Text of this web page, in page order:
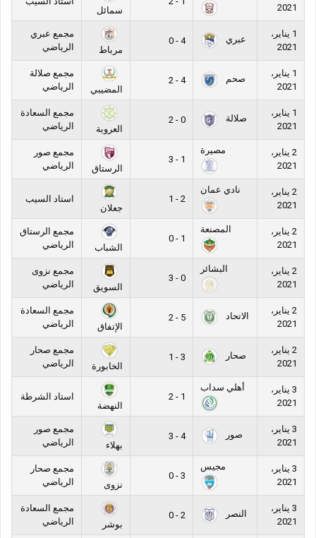
2021
سمائل
1 يناير،
2021
عبري
4 - 0
مرباط
مجمع عبري
الرياضي
1 يناير،
2021
صحم
4 - 2
المضيبي
مجمع صلالة
الرياضي
1 يناير،
2021
صلالة
0 - 2
العروبة
مجمع السعادة
الرياضي
2 يناير،
2021
مصيرة
1 - 3
الرستاق
مجمع صور
الرياضي
2 يناير،
2021
نادي عمان
2 - 1
جعلان
استاد السيب
2 يناير،
2021
المصنعة
1 - 0
الشباب
مجمع الرستاق
الرياضي
2 يناير،
2021
البشائر
0 - 3
السويق
مجمع نزوى
الرياضي
2 يناير،
2021
الاتحاد
5 - 2
الإتفاق
مجمع السعادة
الرياضي
2 يناير،
2021
صحار
3 - 1
الخابورة
مجمع صحار
الرياضي
3 يناير،
2021
أهلي سداب
1 - 2
النهضة
استاد الشرطة
3 يناير،
2021
صور
4 - 3
بهلاء
مجمع صور
الرياضي
3 يناير،
2021
مجيس
3 - 0
نزوى
مجمع صحار
الرياضي
3 يناير،
2021
النصر
2 - 0
بوشر
مجمع السعادة
الرياضي